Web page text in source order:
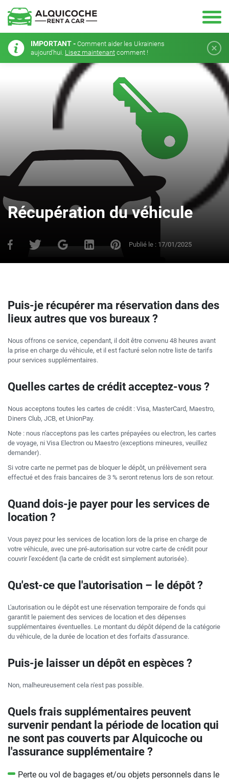
IMPORTANT - Comment aider les Ukrainiens
aujourd'hui. Lisez maintenant comment !
Récupération du véhicule
Publié le : 17/01/2025
Puis-je récupérer ma réservation dans des
lieux autres que vos bureaux ?
Nous offrons ce service, cependant, il doit être convenu 48 heures avant
la prise en charge du véhicule, et il est facturé selon notre liste de tarifs
pour services supplémentaires.
Quelles cartes de crédit acceptez-vous ?
Nous acceptons toutes les cartes de crédit : Visa, MasterCard, Maestro,
Diners Club, JCB, et UnionPay.
Note : nous n'acceptons pas les cartes prépayées ou electron, les cartes
de voyage, ni Visa Electron ou Maestro (exceptions mineures, veuillez
demander).
Si votre carte ne permet pas de bloquer le dépôt, un prélèvement sera
effectué et des frais bancaires de 3 % seront retenus lors de son retour.
Quand dois-je payer pour les services de
location ?
Vous payez pour les services de location lors de la prise en charge de
votre véhicule, avec une pré-autorisation sur votre carte de crédit pour
couvrir l'excédent (la carte de crédit est simplement autorisée).
Qu'est-ce que l'autorisation – le dépôt ?
L'autorisation ou le dépôt est une réservation temporaire de fonds qui
garantit le paiement des services de location et des dépenses
supplémentaires éventuelles. Le montant du dépôt dépend de la catégorie
du véhicule, de la durée de location et des forfaits d'assurance.
Puis-je laisser un dépôt en espèces ?
Non, malheureusement cela n'est pas possible.
Quels frais supplémentaires peuvent
survenir pendant la période de location qui
ne sont pas couverts par Alquicoche ou
l'assurance supplémentaire ?
Perte ou vol de bagages et/ou objets personnels dans le